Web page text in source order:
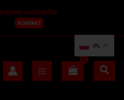
KLEJENIE NADRUKÓW
KONTAKT
według
PL